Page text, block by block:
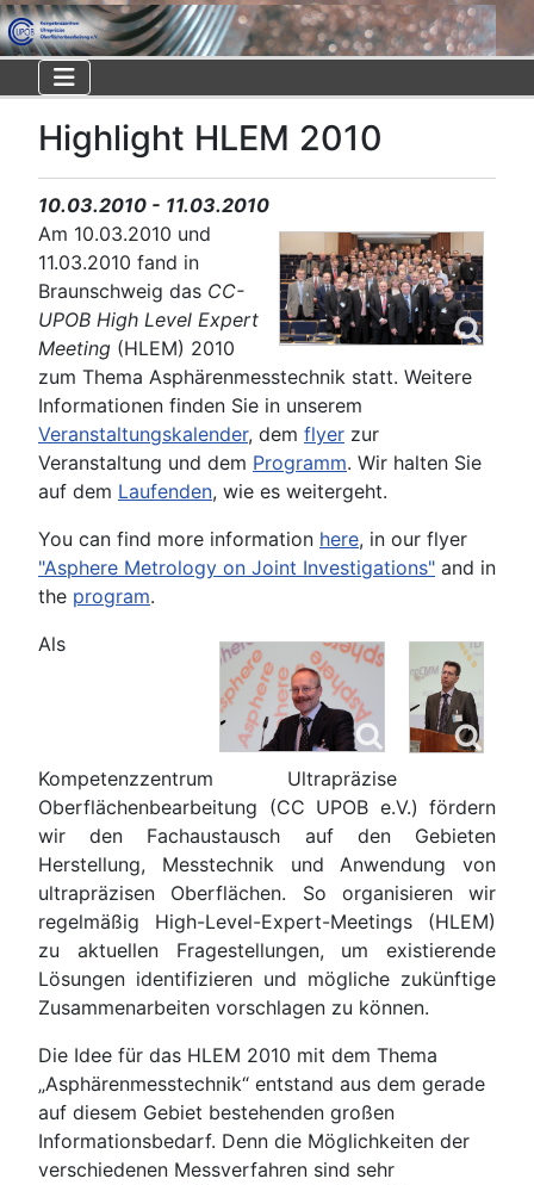
Highlight HLEM 2010
10.03.2010 - 11.03.2010
Am 10.03.2010 und
11.03.2010 fand in
Braunschweig das CC-
UPOB High Level Expert
Meeting (HLEM) 2010
zum Thema Asphärenmesstechnik statt. Weitere
Informationen finden Sie in unserem
Veranstaltungskalender, dem flyer zur
Veranstaltung und dem Programm. Wir halten Sie
auf dem Laufenden, wie es weitergeht.
You can find more information here, in our flyer
"Asphere Metrology on Joint Investigations" and in
the program.
Als
Kompetenzzentrum Ultrapräzise
Oberflächenbearbeitung (CC UPOB e.V.) fördern
wir den Fachaustausch auf den Gebieten
Herstellung, Messtechnik und Anwendung von
ultrapräzisen Oberflächen. So organisieren wir
regelmäßig High-Level-Expert-Meetings (HLEM)
zu aktuellen Fragestellungen, um existierende
Lösungen identifizieren und mögliche zukünftige
Zusammenarbeiten vorschlagen zu können.
Die Idee für das HLEM 2010 mit dem Thema
„Asphärenmesstechnik“ entstand aus dem gerade
auf diesem Gebiet bestehenden großen
Informationsbedarf. Denn die Möglichkeiten der
verschiedenen Messverfahren sind sehr